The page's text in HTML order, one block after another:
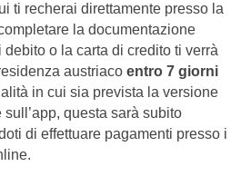
ti recherai direttamente presso la
la documentazione
o la carta di credito ti verrà
austriaco entro 7 giorni
in cui sia prevista la versione
questa sarà subito
di effettuare pagamenti presso i